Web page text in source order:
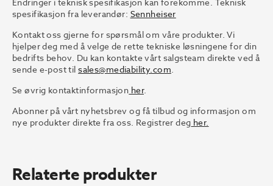
spesifikasjon fra leverandør: Sennheiser
Kontakt oss gjerne for spørsmål om våre produkter. Vi
hjelper deg med å velge de rette tekniske løsningene for din
bedrifts behov. Du kan kontakte vårt salgsteam direkte ved å
sende e-post tilsales@mediability.com.
Se øvrig kontaktinformasjon her.
Abonner på vårt nyhetsbrev og få tilbud og informasjon om
nye produkter direkte fra oss. Registrer deg her.
Relaterte produkter